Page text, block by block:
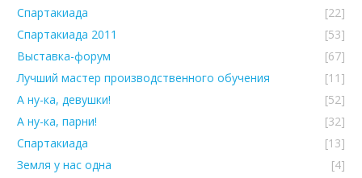
Спартакиада
[22]
Спартакиада 2011
[53]
Выставка-форум
[67]
Лучший мастер производственного обучения
[11]
А ну-ка, девушки!
[52]
А ну-ка, парни!
[32]
Спартакиада
[13]
Земля у нас одна
[4]